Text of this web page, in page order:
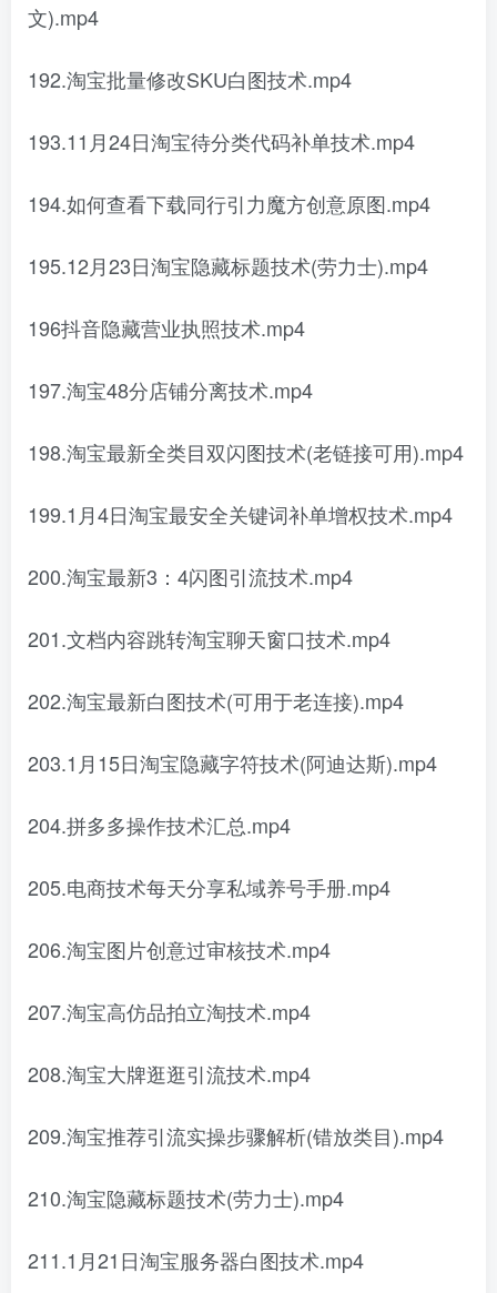
文).mp4
192.淘宝批量修改SKU白图技术.mp4
193.11月24日淘宝待分类代码补单技术.mp4
194.如何查看下载同行引力魔方创意原图.mp4
195.12月23日淘宝隐藏标题技术(劳力士).mp4
196抖音隐藏营业执照技术.mp4
197.淘宝48分店铺分离技术.mp4
198.淘宝最新全类目双闪图技术(老链接可用).mp4
199.1月4日淘宝最安全关键词补单增权技术.mp4
200.淘宝最新3：4闪图引流技术.mp4
201.文档内容跳转淘宝聊天窗口技术.mp4
202.淘宝最新白图技术(可用于老连接).mp4
203.1月15日淘宝隐藏字符技术(阿迪达斯).mp4
204.拼多多操作技术汇总.mp4
205.电商技术每天分享私域养号手册.mp4
206.淘宝图片创意过审核技术.mp4
207.淘宝高仿品拍立淘技术.mp4
208.淘宝大牌逛逛引流技术.mp4
209.淘宝推荐引流实操步骤解析(错放类目).mp4
210.淘宝隐藏标题技术(劳力士).mp4
211.1月21日淘宝服务器白图技术.mp4